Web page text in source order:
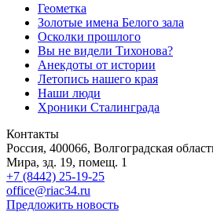
Геометка
Золотые имена Белого зала
Осколки прошлого
Вы не видели Тихонова?
Анекдоты от истории
Летопись нашего края
Наши люди
Хроники Сталинграда
Контакты
Россия, 400066, Волгоградская
Мира, зд. 19, помещ. 1
+7 (8442) 25-19-25
office@riac34.ru
Предложить новость